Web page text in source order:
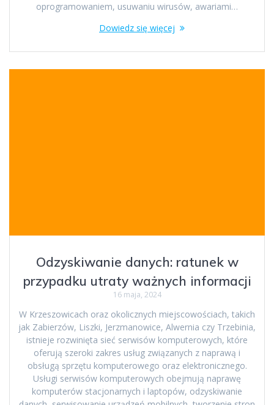
oprogramowaniem, usuwaniu wirusów, awariami…
Dowiedz się więcej
Odzyskiwanie danych: ratunek w
przypadku utraty ważnych informacji
16 maja, 2024
W Krzeszowicach oraz okolicznych miejscowościach, takich
jak Zabierzów, Liszki, Jerzmanowice, Alwernia czy Trzebinia,
istnieje rozwinięta sieć serwisów komputerowych, które
oferują szeroki zakres usług związanych z naprawą i
obsługą sprzętu komputerowego oraz elektronicznego.
Usługi serwisów komputerowych obejmują naprawę
komputerów stacjonarnych i laptopów, odzyskiwanie